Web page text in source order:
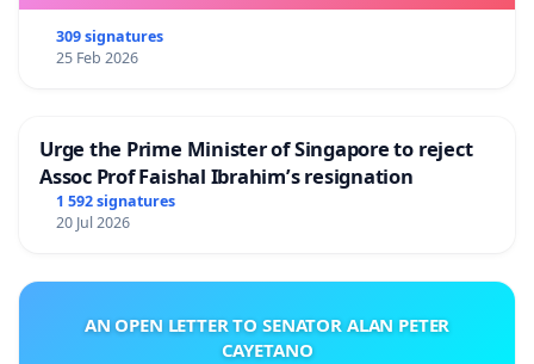
309 signatures
25 Feb 2026
Urge the Prime Minister of Singapore to reject
Assoc Prof Faishal Ibrahim’s resignation
1 592 signatures
20 Jul 2026
AN OPEN LETTER TO SENATOR ALAN PETER
CAYETANO